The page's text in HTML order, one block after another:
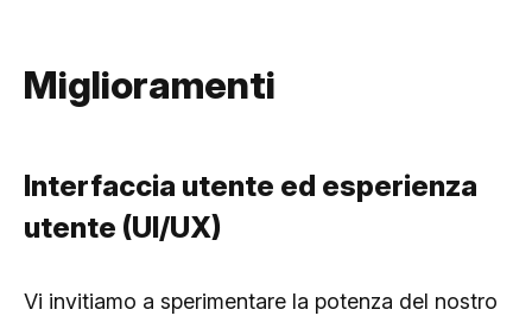
Miglioramenti
Interfaccia utente ed esperienza
utente (UI/UX)
Vi invitiamo a sperimentare la potenza del nostro